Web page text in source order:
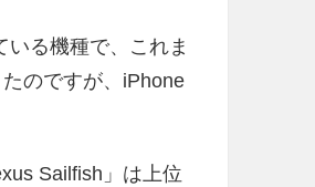
いる機種で、これま
のですが、iPhone
Sailfish」は上位